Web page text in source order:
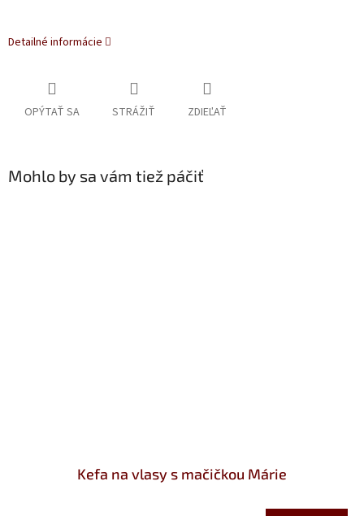
Detailné informácie
OPÝTAŤ SA STRÁŽIŤ ZDIEĽAŤ
Mohlo by sa vám tiež páčiť
Kefa na vlasy s mačičkou Márie